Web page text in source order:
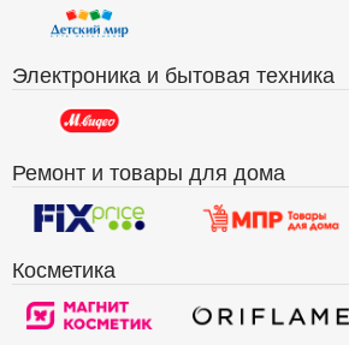
Электроника и бытовая техника
Ремонт и товары для дома
Косметика